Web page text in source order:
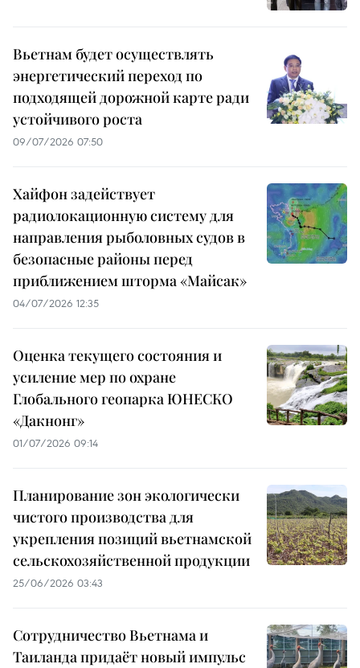
Вьетнам будет осуществлять
энергетический переход по
подходящей дорожной карте ради
устойчивого роста
09/07/2026 07:50
Хайфон задействует
радиолокационную систему для
направления рыболовных судов в
безопасные районы перед
приближением шторма «Майсак»
04/07/2026 12:35
Оценка текущего состояния и
усиление мер по охране
Глобального геопарка ЮНЕСКО
«Дакнонг»
01/07/2026 09:14
Планирование зон экологически
чистого производства для
укрепления позиций вьетнамской
сельскохозяйственной продукции
25/06/2026 03:43
Сотрудничество Вьетнама и
Таиланда придаёт новый импульс